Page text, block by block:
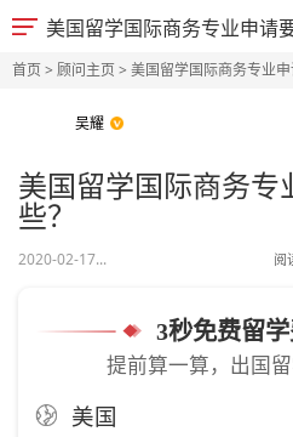
美国留学国际商务专业申请
首页> 顾问主页> 美国留学国际商务专业申
吴耀
美国留学国际商务专
些？
2020-02-17... 阅
3秒免费留
提前算一算，出国留